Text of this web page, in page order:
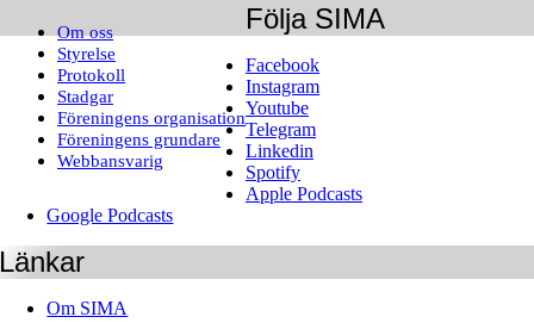
Om oss
Styrelse
Protokoll
Stadgar
Föreningens organisation
Föreningens grundare
Webbansvarig
Följa SIMA
Facebook
Instagram
Youtube
Telegram
Linkedin
Spotify
Apple Podcasts
Google Podcasts
Länkar
Om SIMA